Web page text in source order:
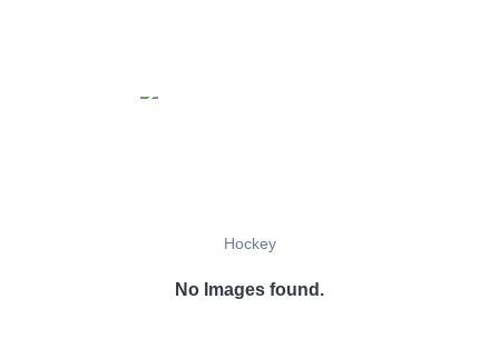
Hockey
No Images found.